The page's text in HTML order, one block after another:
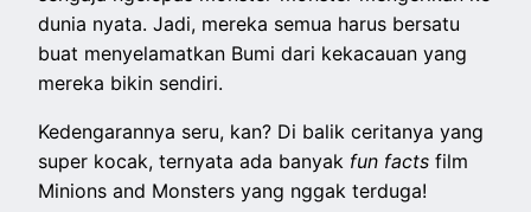
dunia nyata. Jadi, mereka semua harus bersatu
buat menyelamatkan Bumi dari kekacauan yang
mereka bikin sendiri.
Kedengarannya seru, kan? Di balik ceritanya yang
super kocak, ternyata ada banyak fun factsfilm
Minions and Monsters yang nggak terduga!